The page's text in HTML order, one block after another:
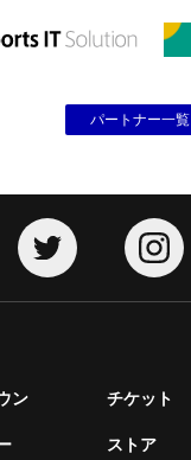
パートナー一覧
ン チケット
ストア